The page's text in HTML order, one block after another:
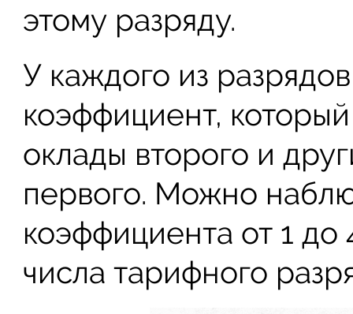
этому разряду.
У каждого из
коэффициент,
оклады второго и
первого. Можно
коэффициента от 1
числа тарифного